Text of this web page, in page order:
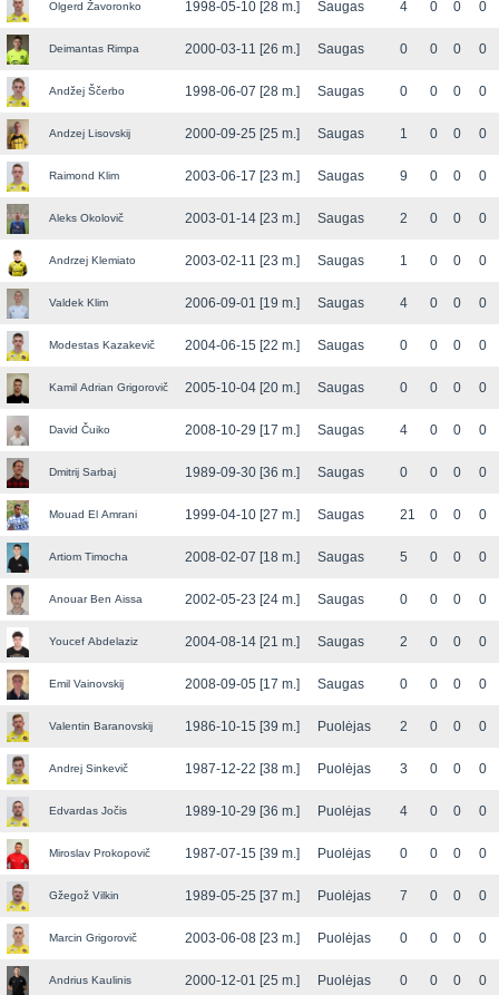
Olgerd Žavoronko 1998-05-10 [28 m.] Saugas 4 0 0 0
Deimantas Rimpa 2000-03-11 [26 m.] Saugas 0 0 0 0
Andžej Ščerbo 1998-06-07 [28 m.] Saugas 0 0 0 0
Andzej Lisovskij 2000-09-25 [25 m.] Saugas 1 0 0 0
Raimond Klim 2003-06-17 [23 m.] Saugas 9 0 0 0
Aleks Okolovič 2003-01-14 [23 m.] Saugas 2 0 0 0
Andrzej Klemiato 2003-02-11 [23 m.] Saugas 1 0 0 0
Valdek Klim 2006-09-01 [19 m.] Saugas 4 0 0 0
Modestas Kazakevič 2004-06-15 [22 m.] Saugas 0 0 0 0
Kamil Adrian Grigorovič 2005-10-04 [20 m.] Saugas 0 0 0 0
David Čuiko 2008-10-29 [17 m.] Saugas 4 0 0 0
Dmitrij Sarbaj 1989-09-30 [36 m.] Saugas 0 0 0 0
Mouad El Amrani 1999-04-10 [27 m.] Saugas 21 0 0 0
Artiom Timocha 2008-02-07 [18 m.] Saugas 5 0 0 0
Anouar Ben Aissa 2002-05-23 [24 m.] Saugas 0 0 0 0
Youcef Abdelaziz 2004-08-14 [21 m.] Saugas 2 0 0 0
Emil Vainovskij 2008-09-05 [17 m.] Saugas 0 0 0 0
Valentin Baranovskij 1986-10-15 [39 m.] Puolėjas 2 0 0 0
Andrej Sinkevič 1987-12-22 [38 m.] Puolėjas 3 0 0 0
Edvardas Jočis 1989-10-29 [36 m.] Puolėjas 4 0 0 0
Miroslav Prokopovič 1987-07-15 [39 m.] Puolėjas 0 0 0 0
Gžegož Vilkin 1989-05-25 [37 m.] Puolėjas 7 0 0 0
Marcin Grigorovič 2003-06-08 [23 m.] Puolėjas 0 0 0 0
Andrius Kaulinis 2000-12-01 [25 m.] Puolėjas 0 0 0 0